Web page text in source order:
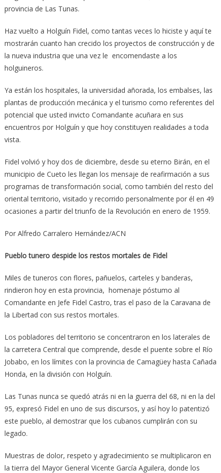
provincia de Las Tunas.
Haz vuelto a Holguín Fidel, como tantas veces lo hiciste y aquí te
mostrarán cuanto han crecido los proyectos de construcción y de
la nueva industria que una vez le encomendaste a los
holguineros.
Ya están los hospitales, la universidad añorada, los embalses, las
plantas de producción mecánica y el turismo como referentes del
potencial que usted invicto Comandante acuñara en sus
encuentros por Holguín y que hoy constituyen realidades a toda
vista.
Fidel volvió y hoy dos de diciembre, desde su eterno Birán, en el
municipio de Cueto les llegan los mensaje de reafirmación a sus
programas de transformación social, como también del resto del
oriental territorio, visitado y recorrido personalmente por él en 49
ocasiones a partir del triunfo de la Revolución en enero de 1959.
Por Alfredo Carralero Hernández/ACN
Pueblo tunero despide los restos mortales de Fidel
Miles de tuneros con flores, pañuelos, carteles y banderas,
rindieron hoy en esta provincia, homenaje póstumo al
Comandante en Jefe Fidel Castro, tras el paso de la Caravana de
la Libertad con sus restos mortales.
Los pobladores del territorio se concentraron en los laterales de
la carretera Central que comprende, desde el puente sobre el Río
Jobabo, en los límites con la provincia de Camagüey hasta Cañada
Honda, en la división con Holguín.
Las Tunas nunca se quedó atrás ni en la guerra del 68, ni en la del
95, expresó Fidel en uno de sus discursos, y así hoy lo patentizó
este pueblo, al demostrar que los cubanos cumplirán con su
legado.
Muestras de dolor, respeto y agradecimiento se multiplicaron en
la tierra del Mayor General Vicente García Aguilera, donde los